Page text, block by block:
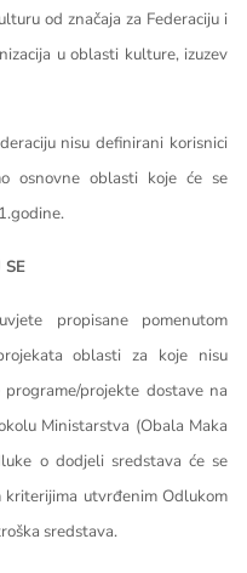
od značaja za Federaciju i
u oblasti kulture, izuzev
nisu definirani korisnici
osnovne oblasti koje će se
SE
propisane pomenutom
oblasti za koje nisu
projekte dostave na
Ministarstva (Obala Maka
o dodjeli sredstava će se
utvrđenim Odlukom
sredstava.